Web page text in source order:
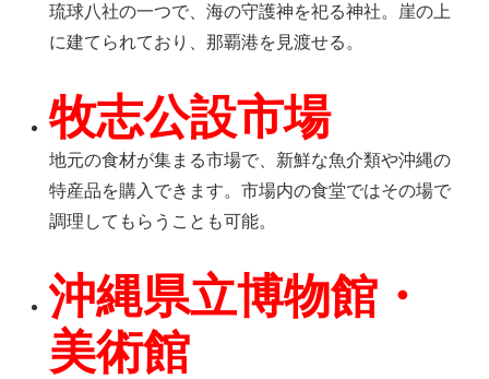
琉球八社の一つで、海の守護神を祀る神社。崖の上
に建てられており、那覇港を見渡せる。
牧志公設市場
地元の食材が集まる市場で、新鮮な魚介類や沖縄の
特産品を購入できます。市場内の食堂ではその場で
調理してもらうことも可能。
沖縄県立博物館・
美術館